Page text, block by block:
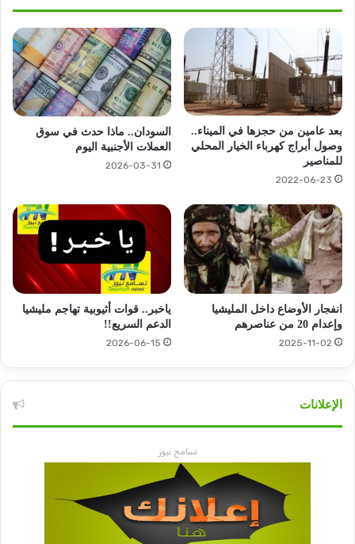
بعد عامين من حجزها في الميناء..
وصول أبراج كهرباء الخيار المحلي
للمناصير
2022-06-23
السودان.. ماذا حدث في سوق
العملات الأجنبية اليوم
2026-03-31
انفجار الأوضاع داخل المليشيا
وإعدام 20 من عناصرهم
2025-11-02
ياخبر.. قوات أثيوبية تهاجم مليشيا
الدعم السريع!!
2026-06-15
الإعلانات
تسامح نيوز